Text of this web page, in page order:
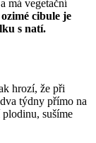
má vegetační
cibule je
s natí.
hrozí, že při
týdny přímo na
sušíme